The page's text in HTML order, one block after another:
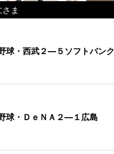
ま
球・西武２―５ソフトバンク
球・ＤｅＮＡ２―１広島